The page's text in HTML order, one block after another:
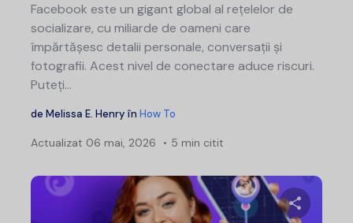
Facebook este un gigant global al rețelelor de
socializare, cu miliarde de oameni care
împărtășesc detalii personale, conversații și
fotografii. Acest nivel de conectare aduce riscuri.
Puteți...
de Melissa E. Henry în How To
Actualizat 06 mai, 2026 5 min citit